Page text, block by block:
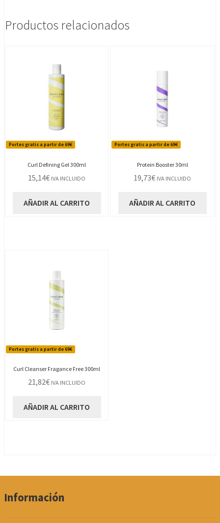
Productos relacionados
Portes gratis a partir de 69€
Curl Defining Gel 300ml
15,14€ IVA INCLUIDO
AÑADIR AL CARRITO
Portes gratis a partir de 69€
Protein Booster 30ml
19,73€ IVA INCLUIDO
AÑADIR AL CARRITO
Portes gratis a partir de 69€
Curl Cleanser Fragance Free 300ml
21,82€ IVA INCLUIDO
AÑADIR AL CARRITO
Información